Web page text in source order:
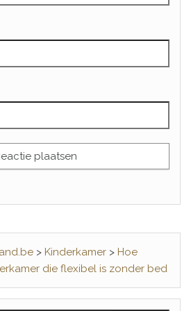
> Kinderkamer > Hoe
die flexibel is zonder bed